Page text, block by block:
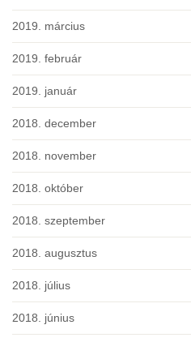
2019. március
2019. február
2019. január
2018. december
2018. november
2018. október
2018. szeptember
2018. augusztus
2018. július
2018. június